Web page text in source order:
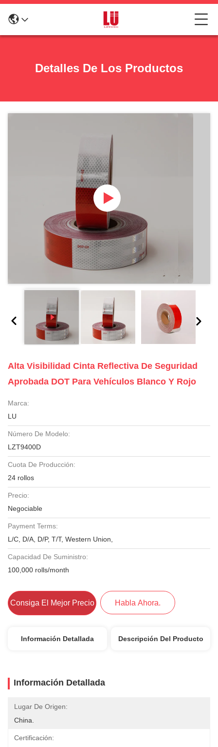
Detalles De Los Productos
Alta Visibilidad Cinta Reflectiva De Seguridad
Aprobada DOT Para Vehículos Blanco Y Rojo
Marca:
LU
Número De Modelo:
LZT9400D
Cuota De Producción:
24 rollos
Precio:
Negociable
Payment Terms:
L/C, D/A, D/P, T/T, Western Union,
Capacidad De Suministro:
100,000 rolls/month
Consiga El Mejor Precio Habla Ahora.
Información Detallada Descripción Del Producto
Información Detallada
Lugar De Origen:
China.
Certificación: